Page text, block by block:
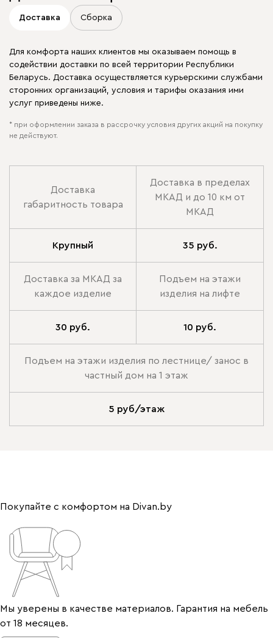
Доставка Сборка
Для комфорта наших клиентов мы оказываем помощь в
содействии доставки по всей территории Республики
Беларусь. Доставка осуществляется курьерскими службами
сторонних организаций, условия и тарифы оказания ими
услуг приведены ниже.
* при оформлении заказа в рассрочку условия других акций на покупку
не действуют.
Доставка
габаритность товара
Доставка в пределах
МКАД и до 10 км от
МКАД
Крупный 35 руб.
Доставка за МКАД за
каждое изделие
Подъем на этажи
изделия на лифте
30 руб. 10 руб.
Подъем на этажи изделия по лестнице/ занос в
частный дом на 1 этаж
5 руб/этаж
Покупайте с комфортом на Divan.by
Мы уверены в качестве материалов. Гарантия на мебель
от 18 месяцев.